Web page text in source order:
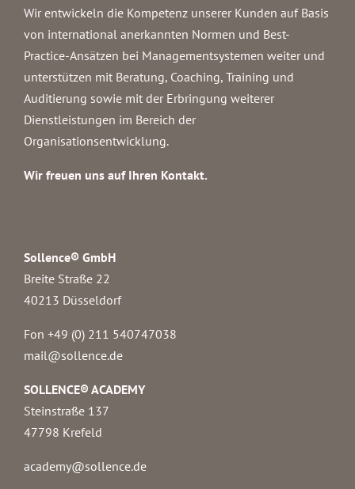
Wir entwickeln die Kompetenz unserer Kunden auf Basis
von international anerkannten Normen und Best-
Practice-Ansätzen bei Managementsystemen weiter und
unterstützen mit Beratung, Coaching, Training und
Auditierung sowie mit der Erbringung weiterer
Dienstleistungen im Bereich der
Organisationsentwicklung.
Wir freuen uns auf Ihren Kontakt.
Sollence® GmbH
Breite Straße 22
40213 Düsseldorf
Fon +49 (0) 211 540747038‬
mail@sollence.de
SOLLENCE® ACADEMY
Steinstraße 137
47798 Krefeld
academy@sollence.de